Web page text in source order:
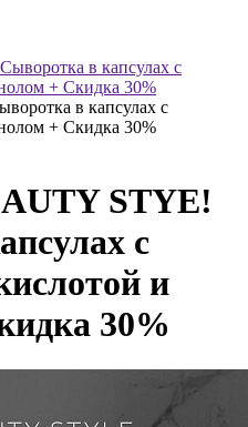
в капсулах с
+ Скидка 30%
в капсулах с
+ Скидка 30%
STYE!
с
и
30%